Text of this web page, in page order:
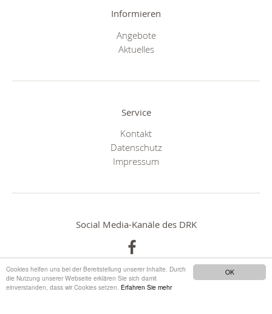
OK
Cookies helfen uns bei der Bereitstellung unserer Inhalte. Durch
die Nutzung unserer Webseite erklären Sie sich damit
einverstanden, dass wir Cookies setzen. Erfahren Sie mehr
Informieren
Angebote
Aktuelles
Service
Kontakt
Datenschutz
Impressum
Social Media-Kanäle des DRK